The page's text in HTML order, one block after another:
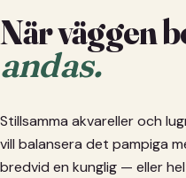
När väggen
andas.
Stillsamma akvareller och
vill balansera det pampiga
bredvid en kunglig — eller